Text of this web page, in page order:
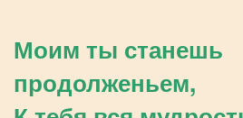
Моим ты станешь
продолженьем,